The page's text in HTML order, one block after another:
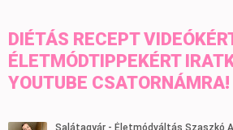
DIÉTÁS RECEPT
ÉLETMÓDTIPPEKÉRT
YOUTUBE CSATORNÁMRA!